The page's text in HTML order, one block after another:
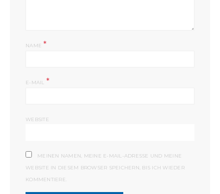
NAME*
E-MAIL *
WEBSITE
MEINEN NAMEN, MEINE E-MAIL-ADRESSE UND MEINE
WEBSITE IN DIESEM BROWSER SPEICHERN, BIS ICH WIEDER
KOMMENTIERE.